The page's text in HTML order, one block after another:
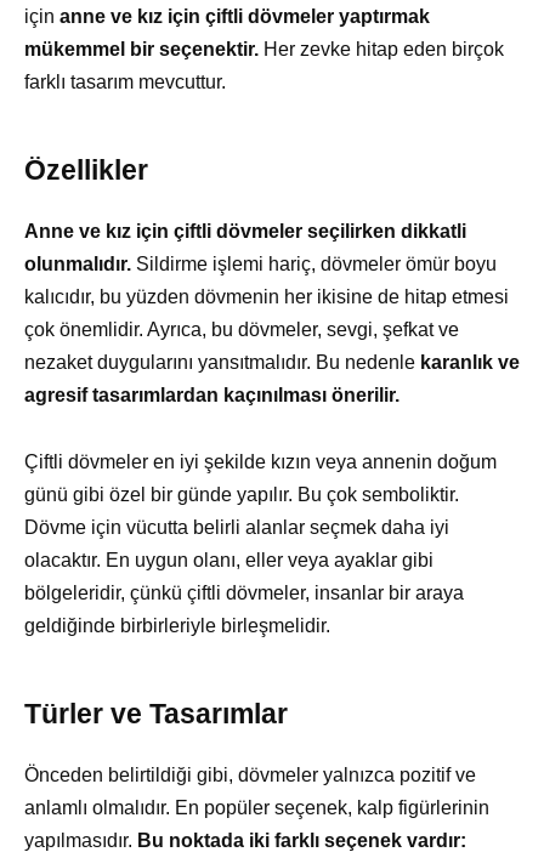
için anne ve kız için çiftli dövmeler yaptırmak
mükemmel bir seçenektir. Her zevke hitap eden birçok
farklı tasarım mevcuttur.
Özellikler
Anne ve kız için çiftli dövmeler seçilirken dikkatli
olunmalıdır. Sildirme işlemi hariç, dövmeler ömür boyu
kalıcıdır, bu yüzden dövmenin her ikisine de hitap etmesi
çok önemlidir. Ayrıca, bu dövmeler, sevgi, şefkat ve
nezaket duygularını yansıtmalıdır. Bu nedenle karanlık ve
agresif tasarımlardan kaçınılması önerilir.
Çiftli dövmeler en iyi şekilde kızın veya annenin doğum
günü gibi özel bir günde yapılır. Bu çok semboliktir.
Dövme için vücutta belirli alanlar seçmek daha iyi
olacaktır. En uygun olanı, eller veya ayaklar gibi
bölgeleridir, çünkü çiftli dövmeler, insanlar bir araya
geldiğinde birbirleriyle birleşmelidir.
Türler ve Tasarımlar
Önceden belirtildiği gibi, dövmeler yalnızca pozitif ve
anlamlı olmalıdır. En popüler seçenek, kalp figürlerinin
yapılmasıdır. Bu noktada iki farklı seçenek vardır: